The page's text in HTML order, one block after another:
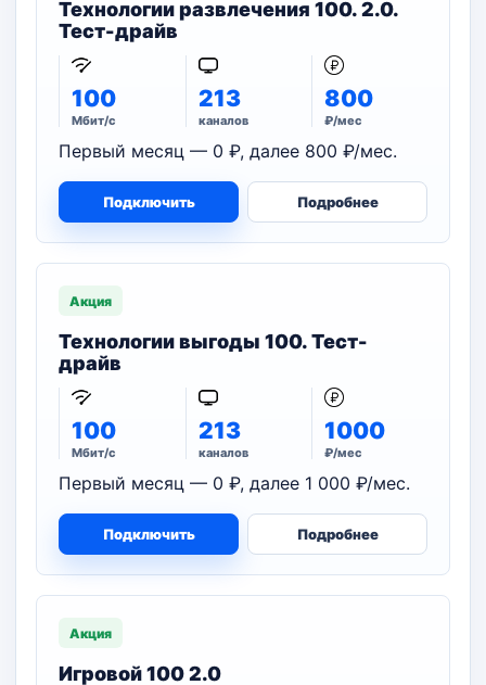
Технологии развлечения 100. 2.0.
Тест-драйв
100
Мбит/с
213
каналов
800
₽/мес
Первый месяц — 0 ₽, далее 800 ₽/мес.
Подключить Подробнее
Акция
Технологии выгоды 100. Тест-
драйв
100
Мбит/с
213
каналов
1000
₽/мес
Первый месяц — 0 ₽, далее 1 000 ₽/мес.
Подключить Подробнее
Акция
Игровой 100 2.0